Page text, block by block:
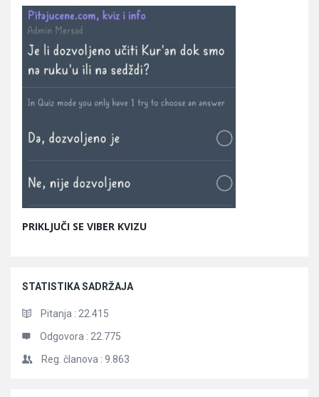
PRIKLJUČI SE VIBER KVIZU
STATISTIKA SADRŽAJA
Pitanja : 22.415
Odgovora : 22.775
Reg. članova : 9.863